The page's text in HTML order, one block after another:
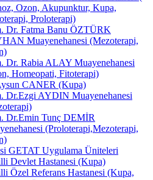
Ozon, Akupunktur, Kupa,
Proloterapi)
Dr. Fatma Banu ÖZTÜRK
Muayenehanesi (Mezoterapi,
Dr. Rabia ALAY Muayenehanesi
Homeopati, Fitoterapi)
CANER (Kupa)
Dr.Ezgi AYDIN Muayenehanesi
Dr.Emin Tunç DEMİR
(Proloterapi,Mezoterapi,
GETAT Uygulama Üniteleri
Devlet Hastanesi (Kupa)
Özel Referans Hastanesi (Kupa,